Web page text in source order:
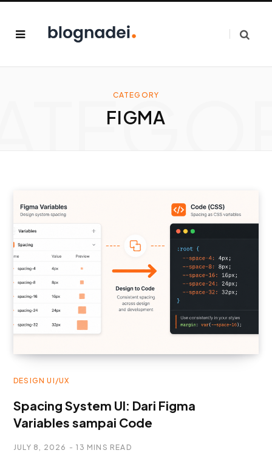
CATEGORY
FIGMA
DESIGN UI/UX
Spacing System UI: Dari Figma
Variables sampai Code
JULY 8, 2026 13 MINS READ